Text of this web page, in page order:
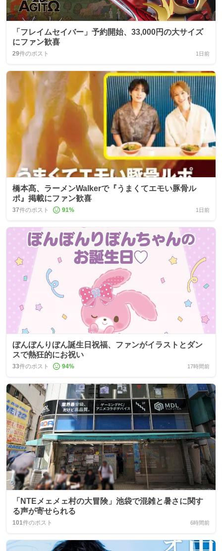
「フレイムセイバー」予約開始、33,000円の大サイズ
にファン歓喜
29件のポスト 1日前
橋本髙、ラーメンWalkerで『うまくてエモい豚骨ル
ポ』掲載にファン歓喜
37件のポスト 91% 1日前
ぼんぼんりぼん誕生日祝福、ファンがイラストとダン
スで熱狂的にお祝い
33件のポスト 94% 17時間前
「NTEメェメェ村の大冒険」池袋で混雑と暑さに関す
る声が寄せられる
101件のポスト 6時間前